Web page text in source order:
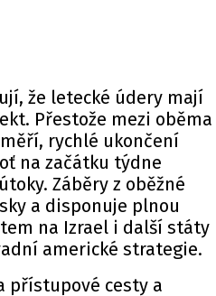
že letecké údery mají
Přestože mezi oběma
rychlé ukončení
na začátku týdne
Záběry z oběžné
a disponuje plnou
na Izrael i další státy
americké strategie.
přístupové cesty a